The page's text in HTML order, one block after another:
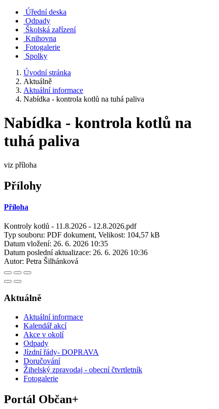
Úřední deska
Odpady
Školská zařízení
Knihovna
Fotogalerie
Spolky
Úvodní stránka
Aktuálně
Aktuální informace
Nabídka - kontrola kotlů na tuhá paliva
Nabídka - kontrola kotlů na
tuhá paliva
viz příloha
Přílohy
Příloha
Kontroly kotlů - 11.8.2026 - 12.8.2026.pdf
Typ souboru: PDF dokument, Velikost: 104,57 kB
Datum vložení: 26. 6. 2026 10:35
Datum poslední aktualizace: 26. 6. 2026 10:36
Autor: Petra Šilhánková
Aktuálně
Aktuální informace
Kalendář akcí
Akce v okolí
Odpady
Jízdní řády- DOPRAVA
Doručování
Žihelský zpravodaj - obecní čtvrtletník
Fotogalerie
Portál Občan+